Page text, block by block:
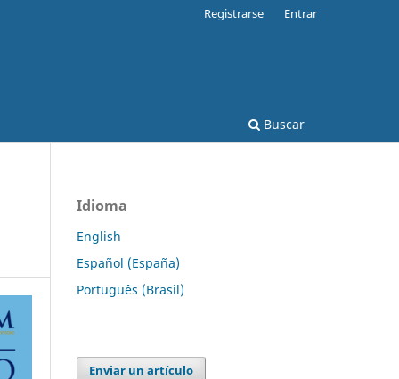
Buscar
Registrarse Entrar
Idioma
English
Español (España)
Português (Brasil)
Enviar un artículo